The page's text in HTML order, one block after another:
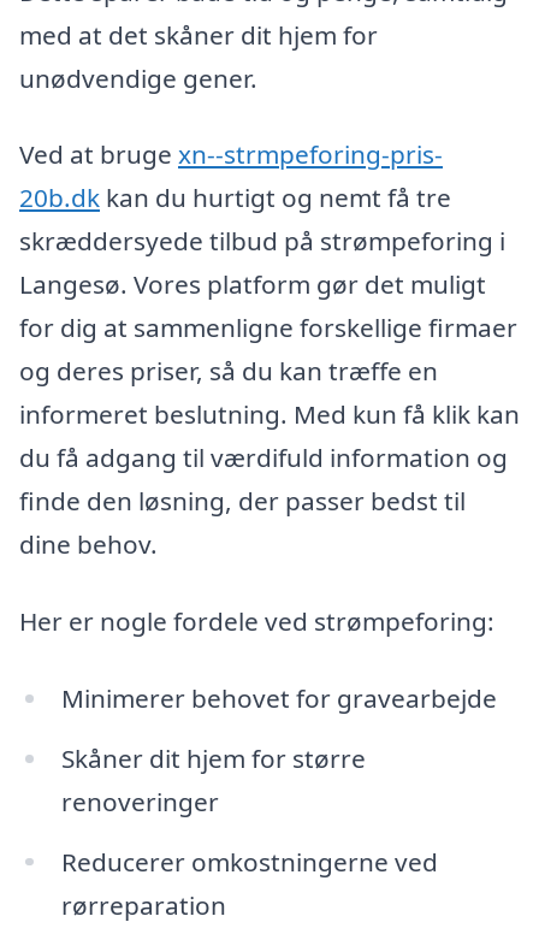
med at det skåner dit hjem for
unødvendige gener.
Ved at bruge xn--strmpeforing-pris-
20b.dk kan du hurtigt og nemt få tre
skræddersyede tilbud på strømpeforing i
Langesø. Vores platform gør det muligt
for dig at sammenligne forskellige firmaer
og deres priser, så du kan træffe en
informeret beslutning. Med kun få klik kan
du få adgang til værdifuld information og
finde den løsning, der passer bedst til
dine behov.
Her er nogle fordele ved strømpeforing:
Minimerer behovet for gravearbejde
Skåner dit hjem for større
renoveringer
Reducerer omkostningerne ved
rørreparation